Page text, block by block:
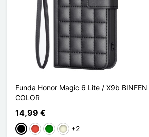
Funda Honor Magic 6 Lite / X9b BINFEN
COLOR
14,99 €
NegroRojoVerdeBeige
+2